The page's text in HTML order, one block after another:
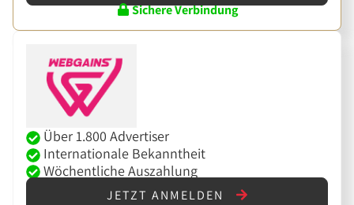
Sichere Verbindung
Über 1.800 Advertiser
Internationale Bekanntheit
Wöchentliche Auszahlung
JETZT ANMELDEN